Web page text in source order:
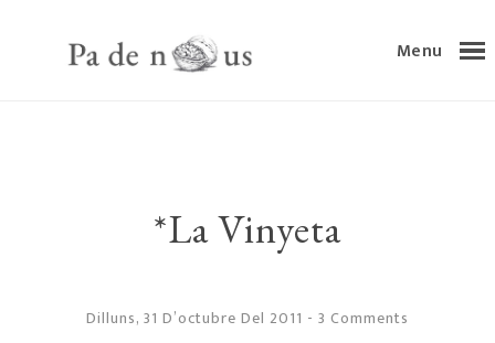
Menu
*La Vinyeta
Dilluns, 31 D’octubre Del 2011 - 3 Comments